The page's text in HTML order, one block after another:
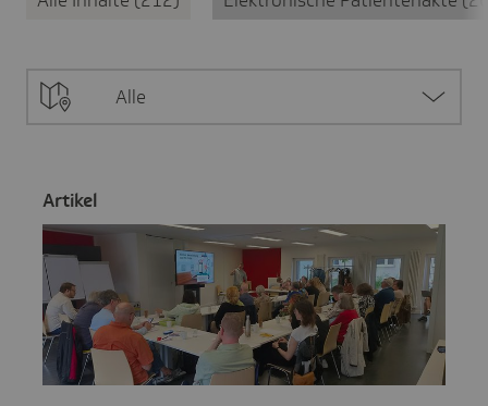
Alle
Artikel